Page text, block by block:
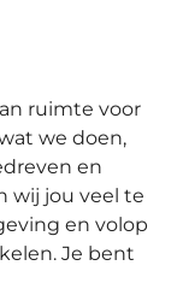
ruimte voor
we doen,
en
wij jou veel te
en volop
Je bent